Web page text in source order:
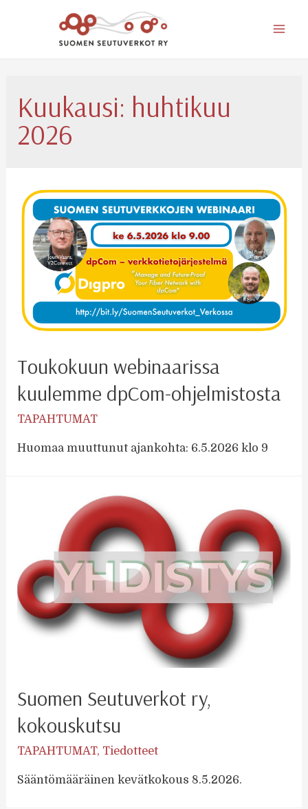
Kuukausi: huhtikuu
2026
Toukokuun webinaarissa
kuulemme dpCom-ohjelmistosta
TAPAHTUMAT
Huomaa muuttunut ajankohta: 6.5.2026 klo 9
Suomen Seutuverkot ry,
kokouskutsu
TAPAHTUMAT, Tiedotteet
Sääntömääräinen kevätkokous 8.5.2026.